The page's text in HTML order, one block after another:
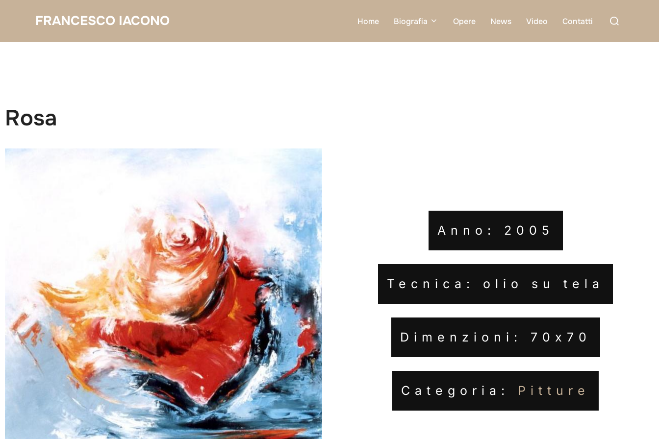
FRANCESCO IACONO Home Biografia Opere News Video Contatti
Cerca
Rosa
Anno: 2005
Tecnica: olio su tela
Dimenzioni: 70x70
Categoria: Pitture